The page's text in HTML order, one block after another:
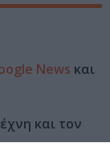
News και
και τον